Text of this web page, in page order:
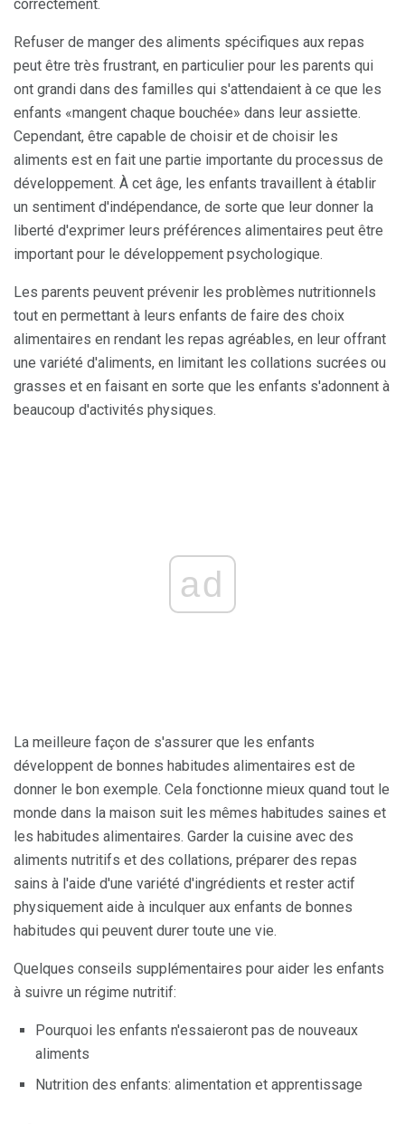
correctement.
Refuser de manger des aliments spécifiques aux repas
peut être très frustrant, en particulier pour les parents qui
ont grandi dans des familles qui s'attendaient à ce que les
enfants «mangent chaque bouchée» dans leur assiette.
Cependant, être capable de choisir et de choisir les
aliments est en fait une partie importante du processus de
développement. À cet âge, les enfants travaillent à établir
un sentiment d'indépendance, de sorte que leur donner la
liberté d'exprimer leurs préférences alimentaires peut être
important pour le développement psychologique.
Les parents peuvent prévenir les problèmes nutritionnels
tout en permettant à leurs enfants de faire des choix
alimentaires en rendant les repas agréables, en leur offrant
une variété d'aliments, en limitant les collations sucrées ou
grasses et en faisant en sorte que les enfants s'adonnent à
beaucoup d'activités physiques.
ad
La meilleure façon de s'assurer que les enfants
développent de bonnes habitudes alimentaires est de
donner le bon exemple. Cela fonctionne mieux quand tout le
monde dans la maison suit les mêmes habitudes saines et
les habitudes alimentaires. Garder la cuisine avec des
aliments nutritifs et des collations, préparer des repas
sains à l'aide d'une variété d'ingrédients et rester actif
physiquement aide à inculquer aux enfants de bonnes
habitudes qui peuvent durer toute une vie.
Quelques conseils supplémentaires pour aider les enfants
à suivre un régime nutritif:
Pourquoi les enfants n'essaieront pas de nouveaux
aliments
Nutrition des enfants: alimentation et apprentissage